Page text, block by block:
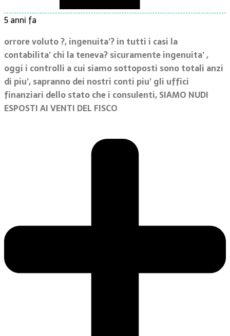
5 anni fa
orrore voluto ?, ingenuita’? in tutti i casi la
contabilita’ chi la teneva? sicuramente ingenuita’ ,
oggi i controlli a cui siamo sottoposti sono totali anzi
di piu’, sapranno dei nostri conti piu’ gli uffici
finanziari dello stato che i consulenti, SIAMO NUDI
ESPOSTI AI VENTI DEL FISCO